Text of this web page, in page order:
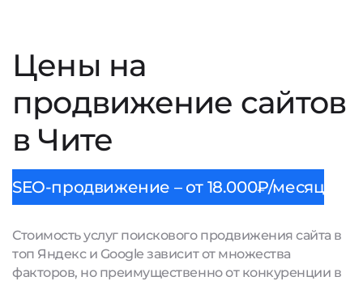
Цены на
продвижение сайтов
в Чите
SEO-продвижение – от 18.000₽/месяц
Стоимость услуг поискового продвижения сайта в
топ Яндекс и Google зависит от множества
факторов, но преимущественно от конкуренции в